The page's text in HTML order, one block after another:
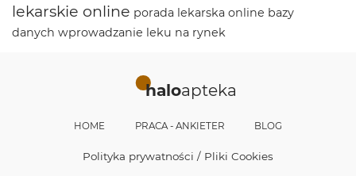
lekarskie online porada lekarska online bazy
danych wprowadzanie leku na rynek
haloapteka
HOME PRACA - ANKIETER BLOG
Polityka prywatności / Pliki Cookies